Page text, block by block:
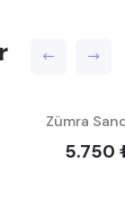
Zümra
5.750